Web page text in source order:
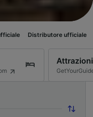
ufficiale Distributore
Attrazioni